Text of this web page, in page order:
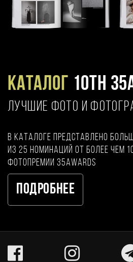
Каталог 10TH
ЛУЧШИЕ ФОТО И
В каталоге представлено
из 25 номинаций от более чем
фотопремии 35AWARDS
Подробнее